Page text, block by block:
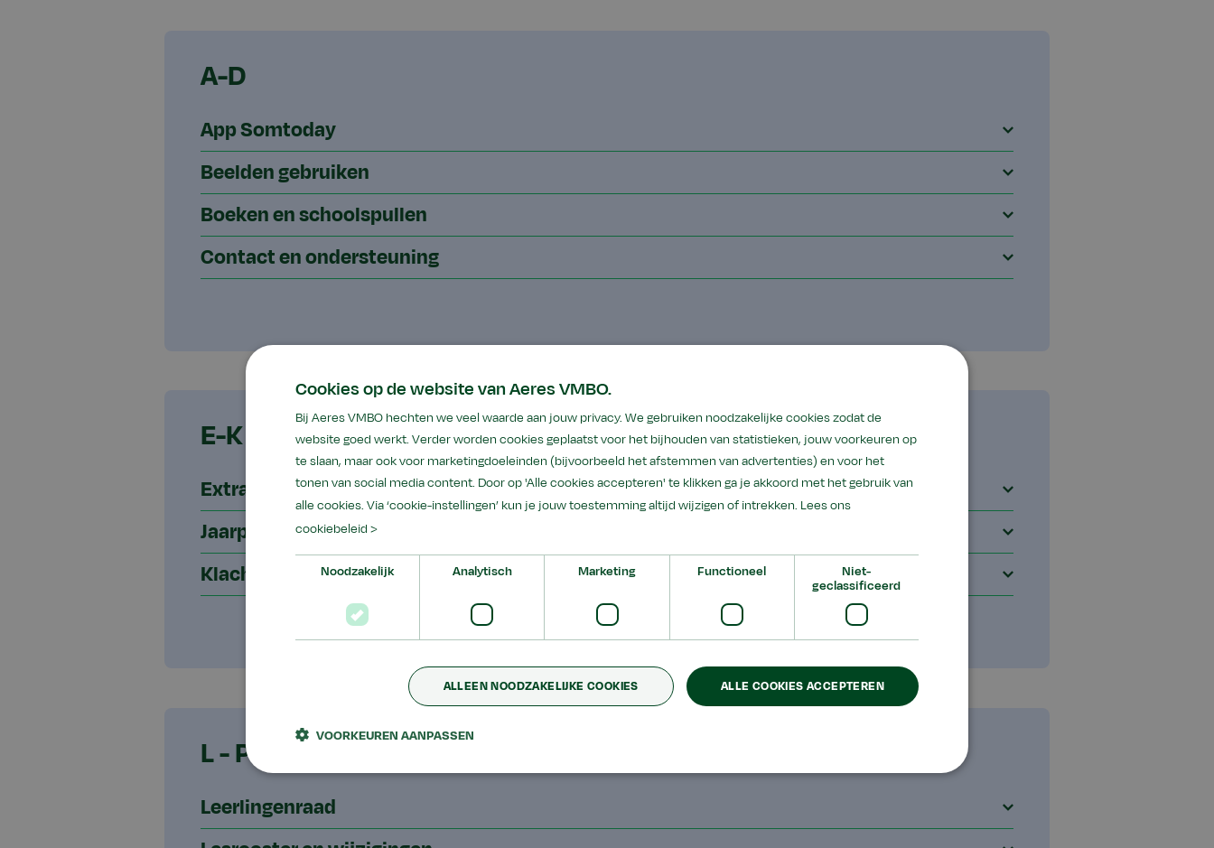
A-D
App Somtoday
Beelden gebruiken
Boeken en schoolspullen
Contact en ondersteuning
E-K
Extra vakantie of vrij aanvragen
Jaarplanning
Klachtenregeling
L - P
Leerlingenraad
Cookies op de website van Aeres VMBO.
Bij Aeres VMBO hechten we veel waarde aan jouw privacy. We gebruiken noodzakelijke cookies zodat de
website goed werkt. Verder worden cookies geplaatst voor het bijhouden van statistieken, jouw voorkeuren op
te slaan, maar ook voor marketingdoeleinden (bijvoorbeeld het afstemmen van advertenties) en voor het
tonen van social media content. Door op 'Alle cookies accepteren' te klikken ga je akkoord met het gebruik van
alle cookies. Via ‘cookie-instellingen’ kun je jouw toestemming altijd wijzigen of intrekken. Lees ons
cookiebeleid >
Noodzakelijk Analytisch Marketing Functioneel
Niet-
geclassificeerd
ALLE COOKIES ACCEPTEREN
ALLEEN NOODZAKELIJKE COOKIES
VOORKEUREN AANPASSEN